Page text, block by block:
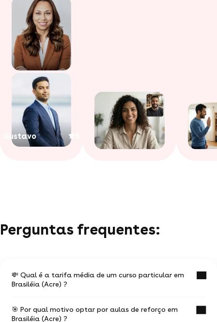
Gustavo
Perguntas frequentes:
💸 Qual é a tarifa média de um curso particular em
Brasiléia (Acre) ?
O valor médio de uma aula particular
🎯 Por qual motivo optar por aulas de reforço em
Brasiléia (Acre) ?